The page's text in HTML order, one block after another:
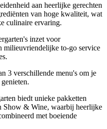
aan heerlijke gerechten
van hoge kwaliteit, wat
culinaire ervaring.
inzet voor
milieuvriendelijke to-go service
3 verschillende menu's om je
biedt unieke pakketten
Show & Wine, waarbij heerlijke
met boeiende